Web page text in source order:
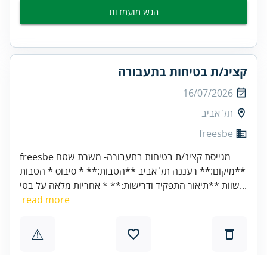
הגש מועמדות
קצינ/ת בטיחות בתעבורה
16/07/2026
תל אביב
freesbe
freesbe מגייסת קצינ/ת בטיחות בתעבורה- משרת שטח
**מיקום:** רעננה תל אביב **הטבות:** * סיבוס * הטבות
שוות **תיאור התפקיד ודרישות:** * אחריות מלאה על בטי...
read more
⚠